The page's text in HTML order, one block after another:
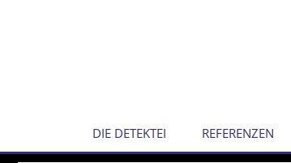
DIE DETEKTEI REFERENZEN